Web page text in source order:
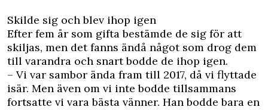
Skilde sig och blev ihop igen
Efter fem år som gifta bestämde de sig för att
skiljas, men det fanns ändå något som drog dem
till varandra och snart bodde de ihop igen.
– Vi var sambor ända fram till 2017, då vi flyttade
isär. Men även om vi inte bodde tillsammans
fortsatte vi vara bästa vänner. Han bodde bara en